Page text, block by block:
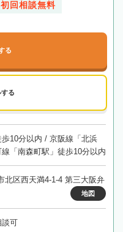
初回相談無料
る
する
10分以内 / 京阪線「北浜
「南森町駅」徒歩10分以内
北区西天満4-1-4 第三大阪弁
地図
談可